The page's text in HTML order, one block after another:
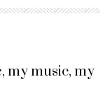
my music, my